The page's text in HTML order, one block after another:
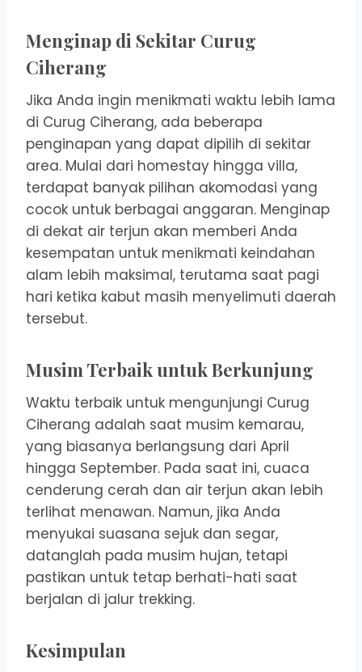
Menginap di Sekitar Curug
Ciherang
Jika Anda ingin menikmati waktu lebih lama
di Curug Ciherang, ada beberapa
penginapan yang dapat dipilih di sekitar
area. Mulai dari homestay hingga villa,
terdapat banyak pilihan akomodasi yang
cocok untuk berbagai anggaran. Menginap
di dekat air terjun akan memberi Anda
kesempatan untuk menikmati keindahan
alam lebih maksimal, terutama saat pagi
hari ketika kabut masih menyelimuti daerah
tersebut.
Musim Terbaik untuk Berkunjung
Waktu terbaik untuk mengunjungi Curug
Ciherang adalah saat musim kemarau,
yang biasanya berlangsung dari April
hingga September. Pada saat ini, cuaca
cenderung cerah dan air terjun akan lebih
terlihat menawan. Namun, jika Anda
menyukai suasana sejuk dan segar,
datanglah pada musim hujan, tetapi
pastikan untuk tetap berhati-hati saat
berjalan di jalur trekking.
Kesimpulan